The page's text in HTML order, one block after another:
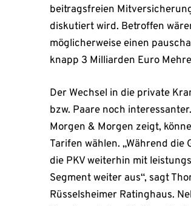
beitragsfreien
diskutiert wird. Betroffen
möglicherweise einen
knapp 3 Milliarden Euro
Der Wechsel in die private
bzw. Paare noch
Morgen & Morgen zeigt,
Tarifen wählen. „Während
die PKV weiterhin mit
Segment weiter aus“, sagt
Rüsselsheimer Ratinghaus.